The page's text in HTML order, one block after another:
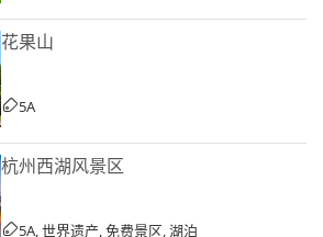
花果山
5A
杭州西湖风景区
5A, 世界遗产, 免费景区, 湖泊